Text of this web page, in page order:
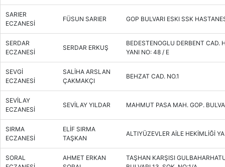
SARIER
ECZANESİ
FÜSUN SARIER GOP BULVARI ESKI SSK
SERDAR
ECZANESİ
SERDAR ERKUŞ
BEDESTENOGLU DERBENT CAD.
YANI NO: 48 / E
SEVGİ
ECZANESİ
SALİHA ARSLAN
ÇAKMAKÇI
BEHZAT CAD. NO.1
SEVİLAY
ECZANESİ
SEVİLAY YILDAR MAHMUT PASA MAH. GOP.
SIRMA
ECZANESİ
ELİF SIRMA
TAŞKAN
ALTIYÜZEVLER AİLE HEKİMLİĞİ
SORAL
AHMET ERKAN
TAŞHAN KARŞISI